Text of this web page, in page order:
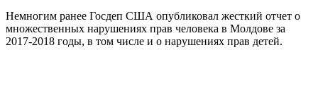
Немногим ранее Госдеп США опубликовал жесткий отчет о
множественных нарушениях прав человека в Молдове за
2017-2018 годы, в том числе и о нарушениях прав детей.